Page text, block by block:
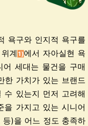
욕구와 인지적 욕구를
계 1)에서 자아실현 욕
세대는 물건을 구매
한 가치가 있는 브랜드
수 있는지 먼저 고려해
을 가지고 있는 시니어
등)을 어느 정도 충족하